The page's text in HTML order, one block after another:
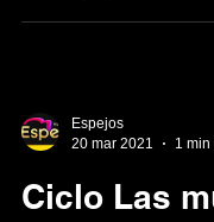
Espejos
20 mar 2021
1 min
Ciclo Las